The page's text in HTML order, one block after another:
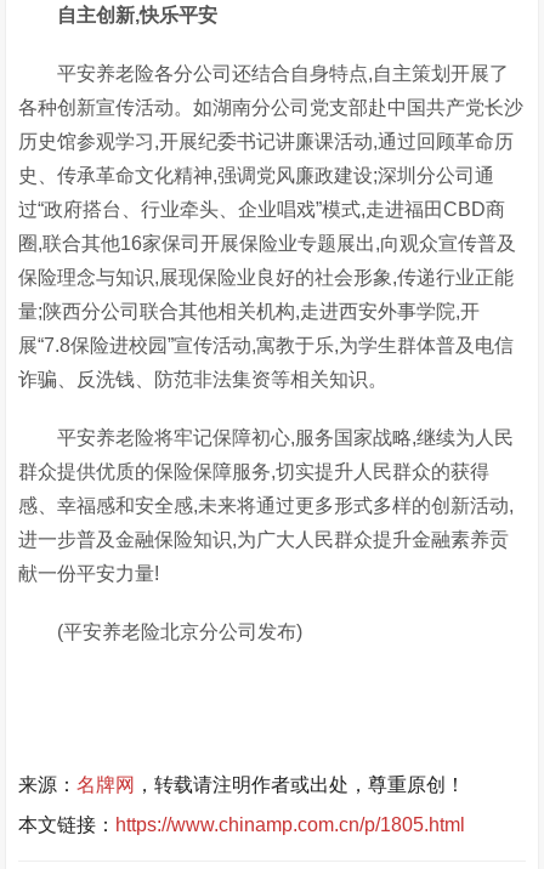
自主创新,快乐平安
平安养老险各分公司还结合自身特点,自主策划开展了
各种创新宣传活动。如湖南分公司党支部赴中国共产党长沙
历史馆参观学习,开展纪委书记讲廉课活动,通过回顾革命历
史、传承革命文化精神,强调党风廉政建设;深圳分公司通
过“政府搭台、行业牵头、企业唱戏”模式,走进福田CBD商
圈,联合其他16家保司开展保险业专题展出,向观众宣传普及
保险理念与知识,展现保险业良好的社会形象,传递行业正能
量;陕西分公司联合其他相关机构,走进西安外事学院,开
展“7.8保险进校园”宣传活动,寓教于乐,为学生群体普及电信
诈骗、反洗钱、防范非法集资等相关知识。
平安养老险将牢记保障初心,服务国家战略,继续为人民
群众提供优质的保险保障服务,切实提升人民群众的获得
感、幸福感和安全感,未来将通过更多形式多样的创新活动,
进一步普及金融保险知识,为广大人民群众提升金融素养贡
献一份平安力量!
(平安养老险北京分公司发布)
来源：名牌网 ，转载请注明作者或出处，尊重原创！
本文链接： https://www.chinamp.com.cn/p/1805.html